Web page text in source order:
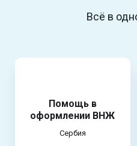
Всё в
Помощь в
оформлении ВНЖ
Сербия